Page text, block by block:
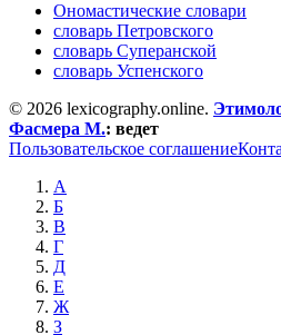
Ономастические словари
словарь Петровского
словарь Суперанской
словарь Успенского
© 2026 lexicography.online.
Фасмера М.: ведет
Пользовательское соглашение
А
Б
В
Г
Д
Е
Ж
З